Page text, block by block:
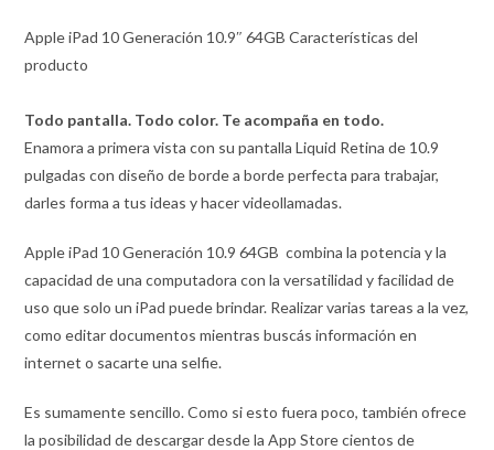
Apple iPad 10 Generación 10.9″ 64GB Características del
producto
Todo pantalla. Todo color. Te acompaña en todo.
Enamora a primera vista con su pantalla Liquid Retina de 10.9
pulgadas con diseño de borde a borde perfecta para trabajar,
darles forma a tus ideas y hacer videollamadas.
Apple iPad 10 Generación 10.9 64GB combina la potencia y la
capacidad de una computadora con la versatilidad y facilidad de
uso que solo un iPad puede brindar. Realizar varias tareas a la vez,
como editar documentos mientras buscás información en
internet o sacarte una selfie.
Es sumamente sencillo. Como si esto fuera poco, también ofrece
la posibilidad de descargar desde la App Store cientos de